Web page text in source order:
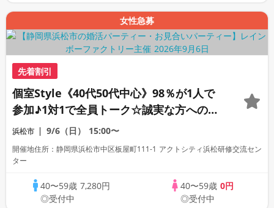
女性急募
先着割引
個室Style《40代50代中心》98％が1人で
参加♪1対1で全員トーク☆誠実な方への婚
活パーティー
浜松市 9/6（日） 15:00〜
開催地住所：静岡県浜松市中区板屋町111-1 アクトシティ浜松研修交流セン
ター
40〜59歳 7,280円
◎受付中
40〜59歳 0円
◎受付中